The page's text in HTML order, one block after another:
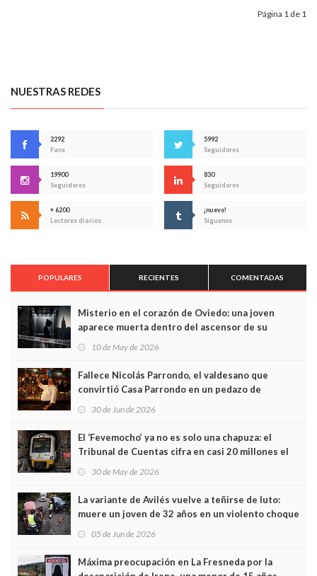
Página 1 de 1
NUESTRAS REDES
2292
Fans
5992
Seguidores
19900
Seguidores
830
Seguidores
+ 6200
Lectores diarios
¡nuevo!
Síguenos
POPULARES RECIENTES COMENTADAS
Misterio en el corazón de Oviedo: una joven
aparece muerta dentro del ascensor de su
10 de May de 2026
Fallece Nicolás Parrondo, el valdesano que
convirtió Casa Parrondo en un pedazo de
30 de Jun de 2026
El ‘Fevemocho’ ya no es solo una chapuza: el
Tribunal de Cuentas cifra en casi 20 millones el
30 de May de 2026
La variante de Avilés vuelve a teñirse de luto:
muere un joven de 32 años en un violento choque
05 de Jun de 2026
Máxima preocupación en La Fresneda por la